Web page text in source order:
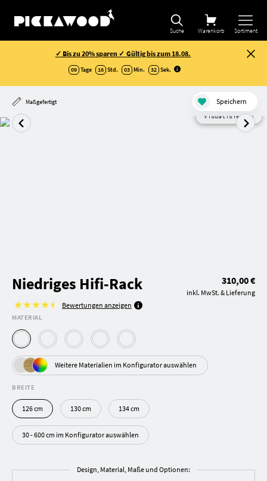
Suche Warenkorb Sortiment
✓ Bis zu 20% sparen ✓ Gültig bis zum 18.08.
09 Tage 16 Std. 03 Min. 32 Sek.
Maßgefertigt Speichern
Visualisierung
Niedriges Hifi-Rack
Bewertungen anzeigen
310,00 €
inkl. MwSt. & Lieferung
MATERIAL
Weitere Materialien im Konfigurator auswählen
BREITE
126 cm 130 cm 134 cm
30 - 600 cm im Konfigurator auswählen
Design, Material, Maße und Optionen: